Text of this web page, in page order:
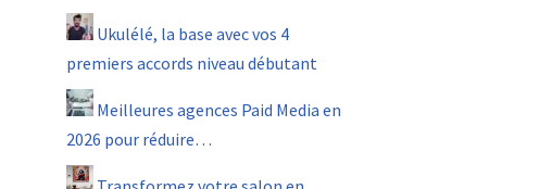
Ukulélé, la base avec vos 4
premiers accords niveau débutant
Meilleures agences Paid Media en
2026 pour réduire…